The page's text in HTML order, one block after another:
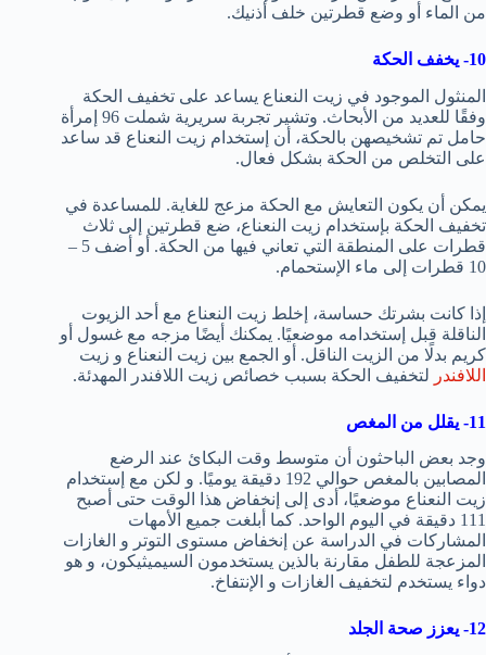
من الماء أو وضع قطرتين خلف أذنيك.
10- يخفف الحكة
المنثول الموجود في زيت النعناع يساعد على تخفيف الحكة
وفقًا للعديد من الأبحاث. وتشير تجربة سريرية شملت 96 إمرأة
حامل تم تشخيصهن بالحكة، أن إستخدام زيت النعناع قد ساعد
على التخلص من الحكة بشكل فعال.
يمكن أن يكون التعايش مع الحكة مزعج للغاية. للمساعدة في
تخفيف الحكة بإستخدام زيت النعناع، ضع قطرتين إلى ثلاث
قطرات على المنطقة التي تعاني فيها من الحكة. أو أضف 5 –
10 قطرات إلى ماء الإستحمام.
إذا كانت بشرتك حساسة، إخلط زيت النعناع مع أحد الزيوت
الناقلة قبل إستخدامه موضعيًا. يمكنك أيضًا مزجه مع غسول أو
كريم بدلًا من الزيت الناقل. أو الجمع بين زيت النعناع و زيت
اللافندر لتخفيف الحكة بسبب خصائص زيت اللافندر المهدئة.
11- يقلل من المغص
وجد بعض الباحثون أن متوسط وقت البكائ عند الرضع
المصابين بالمغص حوالي 192 دقيقة يوميًا. و لكن مع إستخدام
زيت النعناع موضعيًا، أدى إلى إنخفاض هذا الوقت حتى أصبح
111 دقيقة في اليوم الواحد. كما أبلغت جميع الأمهات
المشاركات في الدراسة عن إنخفاض مستوى التوتر و الغازات
المزعجة للطفل مقارنة بالذين يستخدمون السيميثيكون، و هو
دواء يستخدم لتخفيف الغازات و الإنتفاخ.
12- يعزز صحة الجلد